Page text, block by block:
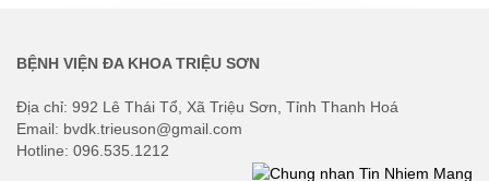
BỆNH VIỆN ĐA KHOA TRIỆU SƠN
Địa chỉ: 992 Lê Thái Tổ, Xã Triệu Sơn, Tỉnh Thanh Hoá
Email: bvdk.trieuson@gmail.com
Hotline: 096.535.1212